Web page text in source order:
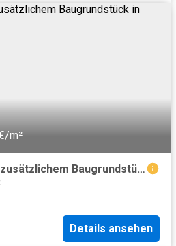
m²
Zweifamilienhaus mit zusätzlichem Baugrundstück in Stuttgart Rohracker!
Details ansehen